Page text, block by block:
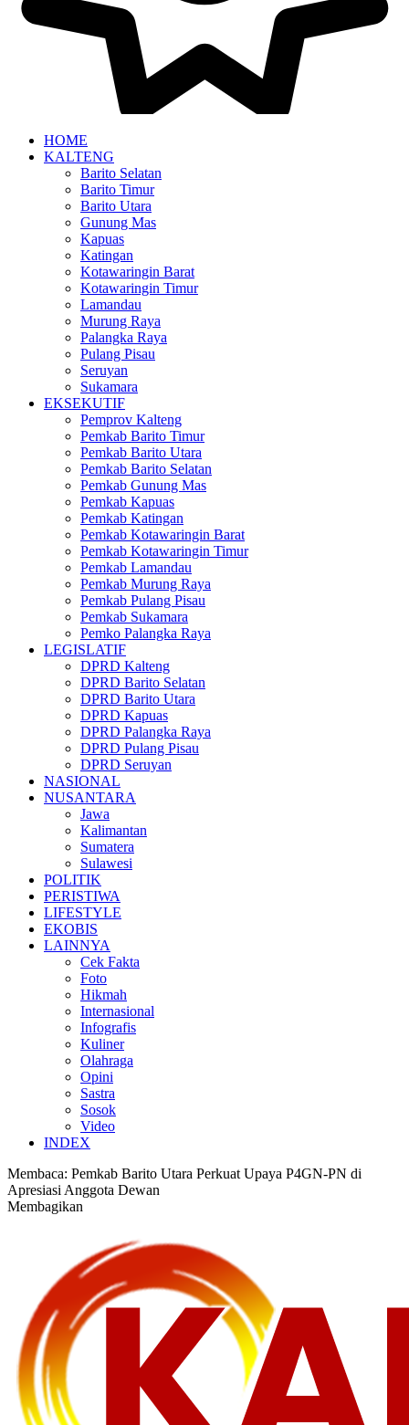
HOME
KALTENG
Barito Selatan
Barito Timur
Barito Utara
Gunung Mas
Kapuas
Katingan
Kotawaringin Barat
Kotawaringin Timur
Lamandau
Murung Raya
Palangka Raya
Pulang Pisau
Seruyan
Sukamara
EKSEKUTIF
Pemprov Kalteng
Pemkab Barito Timur
Pemkab Barito Utara
Pemkab Barito Selatan
Pemkab Gunung Mas
Pemkab Kapuas
Pemkab Katingan
Pemkab Kotawaringin Barat
Pemkab Kotawaringin Timur
Pemkab Lamandau
Pemkab Murung Raya
Pemkab Pulang Pisau
Pemkab Sukamara
Pemko Palangka Raya
LEGISLATIF
DPRD Kalteng
DPRD Barito Selatan
DPRD Barito Utara
DPRD Kapuas
DPRD Palangka Raya
DPRD Pulang Pisau
DPRD Seruyan
NASIONAL
NUSANTARA
Jawa
Kalimantan
Sumatera
Sulawesi
POLITIK
PERISTIWA
LIFESTYLE
EKOBIS
LAINNYA
Cek Fakta
Foto
Hikmah
Internasional
Infografis
Kuliner
Olahraga
Opini
Sastra
Sosok
Video
INDEX
Membaca: Pemkab Barito Utara Perkuat Upaya P4GN-PN di
Apresiasi Anggota Dewan
Membagikan